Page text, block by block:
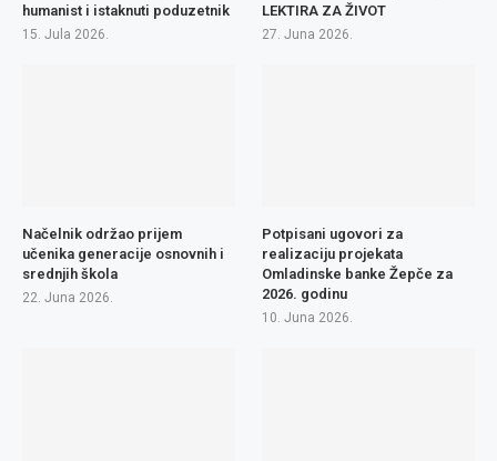
humanist i istaknuti poduzetnik
15. Jula 2026.
LEKTIRA ZA ŽIVOT
27. Juna 2026.
Načelnik održao prijem
učenika generacije osnovnih i
srednjih škola
22. Juna 2026.
Potpisani ugovori za
realizaciju projekata
Omladinske banke Žepče za
2026. godinu
10. Juna 2026.